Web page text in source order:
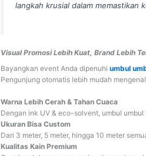
langkah krusial dalam memastikan
Visual Promosi Lebih Kuat, Brand Lebih
Bayangkan event Anda dipenuhi umbul
Pengunjung otomatis lebih mudah
Warna Lebih Cerah & Tahan Cuaca
Dengan ink UV & eco-solvent, umbul
Ukuran Bisa Custom
Dari 3 meter, 5 meter, hingga 10 meter
Kualitas Kain Premium